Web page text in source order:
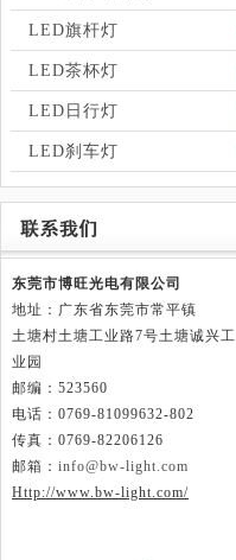
LED旗杆灯
LED茶杯灯
LED日行灯
LED刹车灯
东莞市博旺光电有限公司
地址：广东省东莞市常平镇
土塘村土塘工业路7号土塘诚兴工
业园
邮编：523560
电话：0769-81099632-802
传真：0769-82206126
邮箱： info@bw-light.com
Http://www.bw-light.com/